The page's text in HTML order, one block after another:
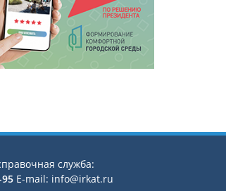
служба:
95 E-mail: info@irkat.ru